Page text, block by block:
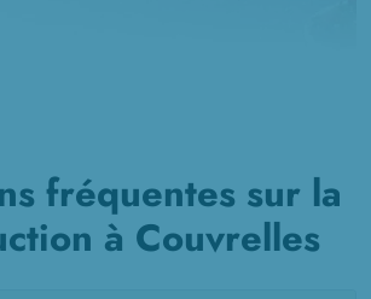
fréquentes sur la
à Couvrelles